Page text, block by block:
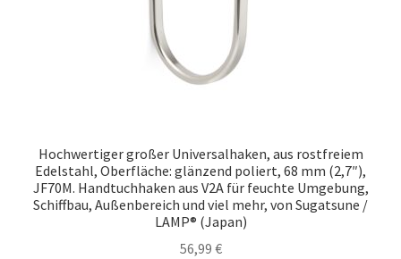
Hochwertiger großer Universalhaken, aus rostfreiem
Edelstahl, Oberfläche: glänzend poliert, 68 mm (2,7″),
JF70M. Handtuchhaken aus V2A für feuchte Umgebung,
Schiffbau, Außenbereich und viel mehr, von Sugatsune /
LAMP® (Japan)
56,99 €